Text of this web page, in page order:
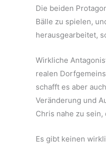
Die beiden
Bälle zu spielen,
herausgearbeitet,
Wirkliche
realen
schafft es aber
Veränderung und
Chris nahe zu
Es gibt keinen